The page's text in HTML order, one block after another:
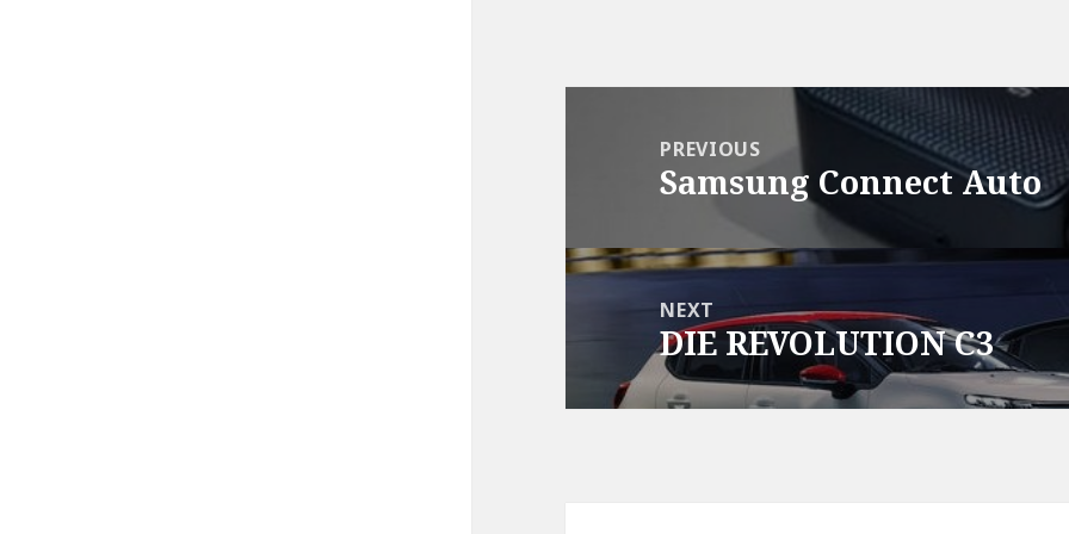
navigationPREVIOUS
Previous
Samsung Connect Auto
NEXT
Next
post:
DIE REVOLUTION C3